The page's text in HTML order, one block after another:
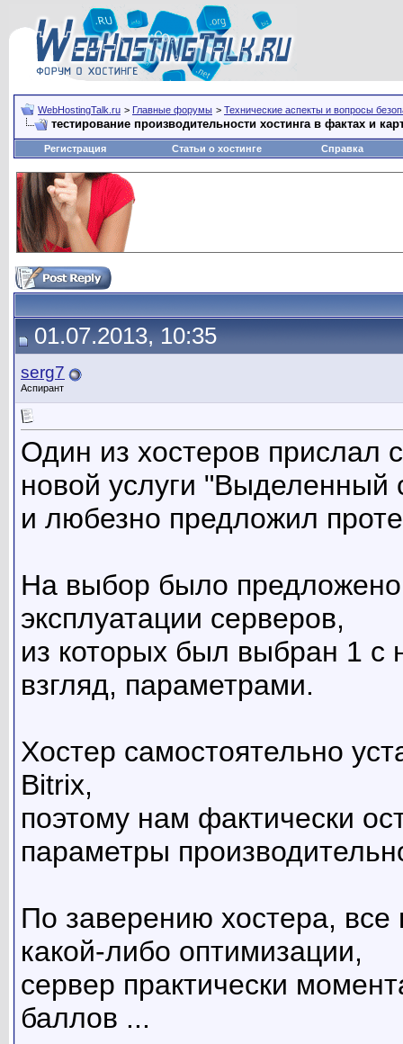
WebHostingTalk.ru > Главные форумы > Технические аспекты и вопросы
тестирование производительности хостинга в фактах и
Регистрация Статьи о хостинге Справка
01.07.2013, 10:35
serg7
Аспирант
Один из хостеров прислал
новой услуги "Выделенный
и любезно предложил
На выбор было предложено
эксплуатации серверов,
из которых был выбран 1
взгляд, параметрами.
Хостер самостоятельно
Bitrix,
поэтому нам фактически
параметры
По заверению хостера,
какой-либо оптимизации,
сервер практически
баллов ...